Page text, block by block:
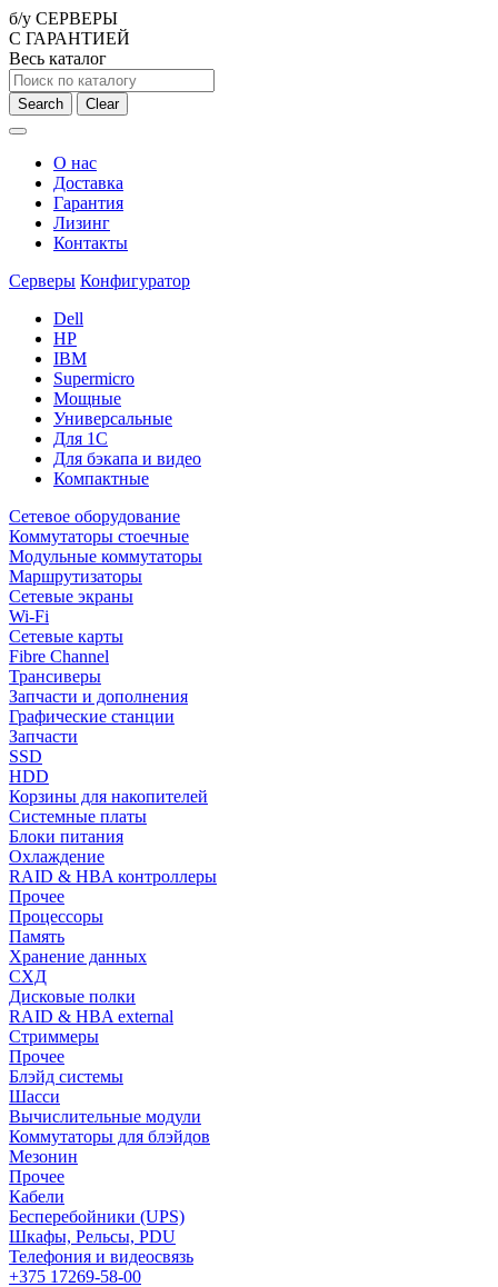
б/у СЕРВЕРЫ
С ГАРАНТИЕЙ
Весь каталог
Search Clear
О нас
Доставка
Гарантия
Лизинг
Контакты
Серверы Конфигуратор
Dell
HP
IBM
Supermicro
Мощные
Универсальные
Для 1С
Для бэкапа и видео
Компактные
Сетевое оборудование
Коммутаторы стоечные
Модульные коммутаторы
Маршрутизаторы
Сетевые экраны
Wi-Fi
Сетевые карты
Fibre Channel
Трансиверы
Запчасти и дополнения
Графические станции
Запчасти
SSD
HDD
Корзины для накопителей
Системные платы
Блоки питания
Охлаждение
RAID & HBA контроллеры
Прочее
Процессоры
Память
Хранение данных
СХД
Дисковые полки
RAID & HBA external
Стриммеры
Прочее
Блэйд системы
Шасси
Вычислительные модули
Коммутаторы для блэйдов
Мезонин
Прочее
Кабели
Бесперебойники (UPS)
Шкафы, Рельсы, PDU
Телефония и видеосвязь
+375 17269-58-00